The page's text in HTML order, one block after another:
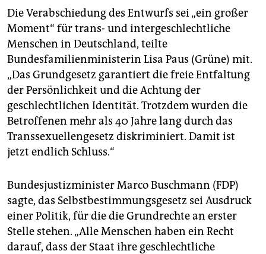
Die Verabschiedung des Entwurfs sei „ein großer
Moment“ für trans- und intergeschlechtliche
Menschen in Deutschland, teilte
Bundesfamilienministerin Lisa Paus (Grüne) mit.
„Das Grundgesetz garantiert die freie Entfaltung
der Persönlichkeit und die Achtung der
geschlechtlichen Identität. Trotzdem wurden die
Betroffenen mehr als 40 Jahre lang durch das
Transsexuellengesetz diskriminiert. Damit ist
jetzt endlich Schluss.“
Bundesjustizminister Marco Buschmann (FDP)
sagte, das Selbstbestimmungsgesetz sei Ausdruck
einer Politik, für die die Grundrechte an erster
Stelle stehen. „Alle Menschen haben ein Recht
darauf, dass der Staat ihre geschlechtliche